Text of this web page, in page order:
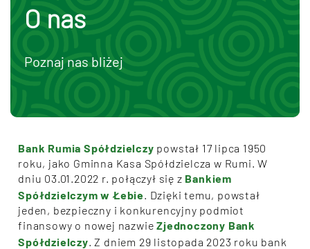
O nas
Poznaj nas bliżej
Bank Rumia Spółdzielczy powstał 17 lipca 1950
roku, jako Gminna Kasa Spółdzielcza w Rumi. W
dniu 03.01.2022 r. połączył się z Bankiem
Spółdzielczym w Łebie. Dzięki temu, powstał
jeden, bezpieczny i konkurencyjny podmiot
finansowy o nowej nazwieZjednoczony Bank
Spółdzielczy. Z dniem 29 listopada 2023 roku bank